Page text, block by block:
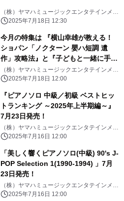
（株）ヤマハミュージックエンタテインメン
トHD2025年7月18日 12:30
今月の特集は 『横山幸雄が教える！
ショパン「ノクターン 嬰ハ短調 遺
作」攻略法』と『子どもと一緒に手作
り楽器で遊ぼう！』「月刊ピアノ
2025年8月号」 2025年7月18日発売
（株）ヤマハミュージックエンタテインメン
トHD2025年7月18日 12:00
『ピアノソロ 中級／初級 ベストヒッ
トランキング ～2025年上半期編～』
7月23日発売！
（株）ヤマハミュージックエンタテインメン
トHD2025年7月16日 12:00
「美しく響くピアノソロ(中級) 90's J-
POP Selection 1(1990-1994) 」7月
23日発売！
（株）ヤマハミュージックエンタテインメン
トHD2025年7月16日 12:00